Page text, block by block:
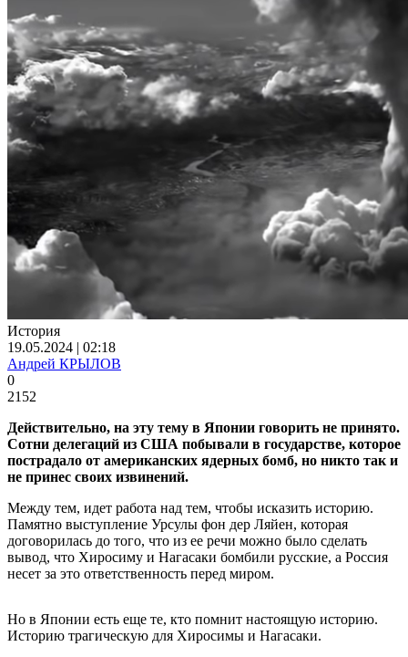
История
19.05.2024 | 02:18
Андрей КРЫЛОВ
0
2152
Действительно, на эту тему в Японии говорить не принято.
Сотни делегаций из США побывали в государстве, которое
пострадало от американских ядерных бомб, но никто так и
не принес своих извинений.
Между тем, идет работа над тем, чтобы исказить историю.
Памятно выступление Урсулы фон дер Ляйен, которая
договорилась до того, что из ее речи можно было сделать
вывод, что Хиросиму и Нагасаки бомбили русские, а Россия
несет за это ответственность перед миром.
Но в Японии есть еще те, кто помнит настоящую историю.
Историю трагическую для Хиросимы и Нагасаки.